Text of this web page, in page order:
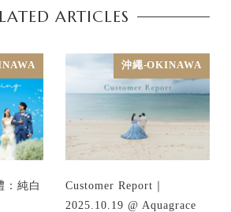
ARTICLES
：純白
沖繩-OKINAWA
Customer Report｜
2025.10.19 @ Aquagrace